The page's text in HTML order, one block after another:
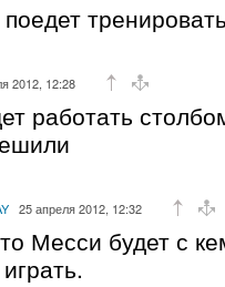
2012, 12:28
работать
25 апреля 2012, 12:32
Месси будет с